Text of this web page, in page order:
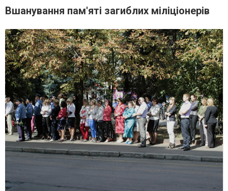
Вшанування пам'яті загиблих міліціонерів